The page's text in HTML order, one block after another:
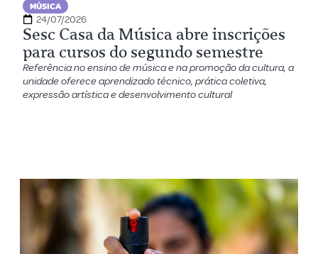
MÚSICA
24/07/2026
Sesc Casa da Música abre inscrições
para cursos do segundo semestre
Referência no ensino de música e na promoção da cultura, a
unidade oferece aprendizado técnico, prática coletiva,
expressão artística e desenvolvimento cultural